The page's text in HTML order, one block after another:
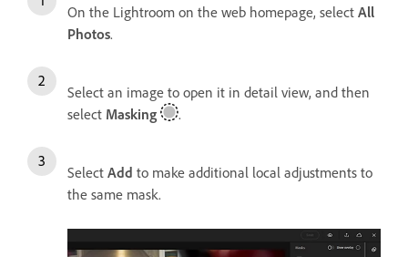
On the Lightroom on the web homepage, select All
Photos.
Select an image to open it in detail view, and then
select Masking .
Select Add to make additional local adjustments to
the same mask.